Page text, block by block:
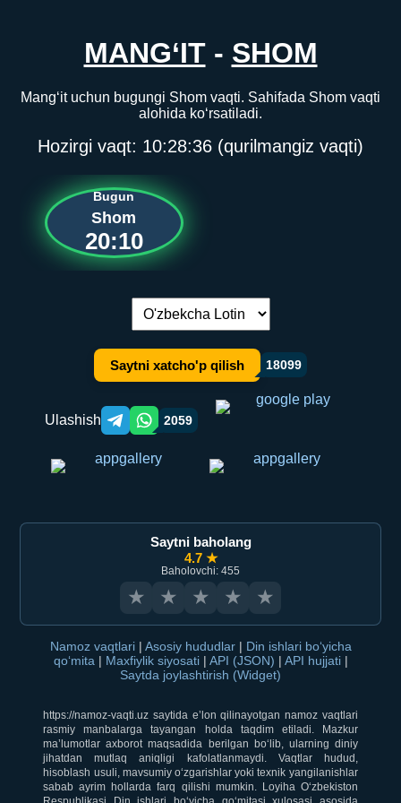
MANG‘IT- SHOM
Mang‘it uchun bugungi Shom vaqti. Sahifada Shom vaqti
alohida ko‘rsatiladi.
Hozirgi vaqt: 10:28:37 (qurilmangiz vaqti)
Bugun
Shom
20:10
Tilni almashtirish:
Saytni xatcho'p qilish 18099
Ulashish Telegram orqali ulashish
WhatsApp orqali ulashish
2059
Saytni baholang
4.7 ★
Baholovchi: 455
★ ★ ★ ★ ★
Namoz vaqtlari | Asosiy hududlar | Din ishlari bo‘yicha
qo‘mita | Maxfiylik siyosati | API (JSON) | API hujjati |
Saytda joylashtirish (Widget)
https://namoz-vaqti.uz saytida e’lon qilinayotgan namoz vaqtlari
rasmiy manbalarga tayangan holda taqdim etiladi. Mazkur
ma’lumotlar axborot maqsadida berilgan bo‘lib, ularning diniy
jihatdan mutlaq aniqligi kafolatlanmaydi. Vaqtlar hudud,
hisoblash usuli, mavsumiy o‘zgarishlar yoki texnik yangilanishlar
sabab ayrim hollarda farq qilishi mumkin. Loyiha O‘zbekiston